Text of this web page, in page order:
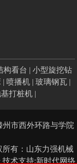
构看台 | 小型旋挖钻
| 喷播机| 玻璃钢瓦|
打桩机|
市西外环路与学院
所有：山东力强机械
技术支持:新时代网络